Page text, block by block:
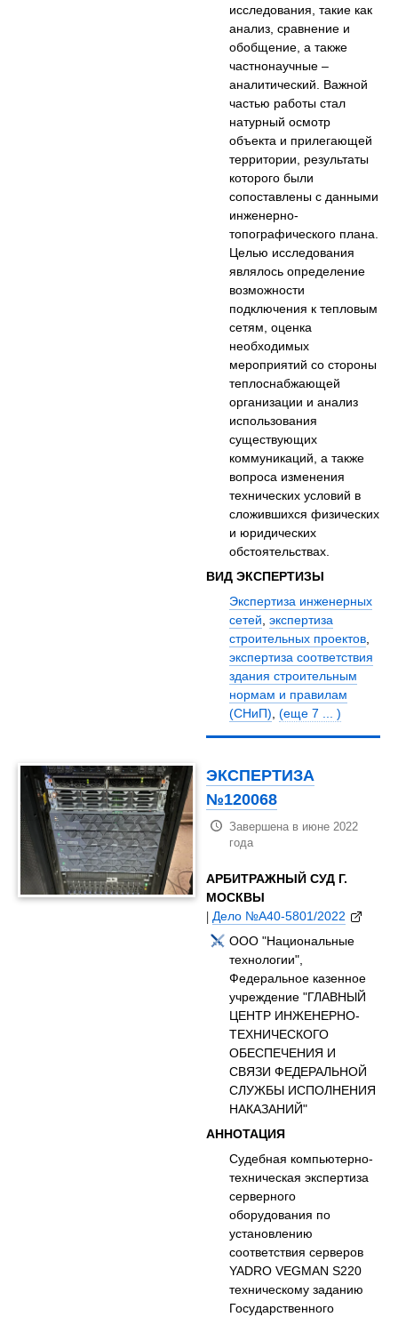
исследования, такие как
анализ, сравнение и
обобщение, а также
частнонаучные –
аналитический. Важной
частью работы стал
натурный осмотр
объекта и прилегающей
территории, результаты
которого были
сопоставлены с данными
инженерно-
топографического плана.
Целью исследования
являлось определение
возможности
подключения к тепловым
сетям, оценка
необходимых
мероприятий со стороны
теплоснабжающей
организации и анализ
использования
существующих
коммуникаций, а также
вопроса изменения
технических условий в
сложившихся физических
и юридических
обстоятельствах.
ВИД ЭКСПЕРТИЗЫ
Экспертиза инженерных
сетей,экспертиза
строительных проектов,
экспертиза соответствия
здания строительным
нормам и правилам
(СНиП),(еще 7 ... )
ЭКСПЕРТИЗА
№120068
Завершена в июне 2022
года
АРБИТРАЖНЫЙ СУД Г.
МОСКВЫ
|Дело №А40-5801/2022
ООО "Национальные
технологии",
Федеральное казенное
учреждение "ГЛАВНЫЙ
ЦЕНТР ИНЖЕНЕРНО-
ТЕХНИЧЕСКОГО
ОБЕСПЕЧЕНИЯ И
СВЯЗИ ФЕДЕРАЛЬНОЙ
СЛУЖБЫ ИСПОЛНЕНИЯ
НАКАЗАНИЙ"
АННОТАЦИЯ
Судебная компьютерно-
техническая экспертиза
серверного
оборудования по
установлению
соответствия серверов
YADRO VEGMAN S220
техническому заданию
Государственного